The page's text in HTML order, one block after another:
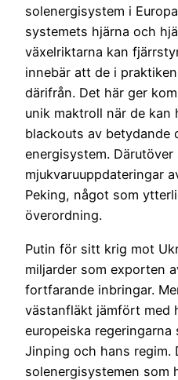
solenergisystem i
systemets hjärna och
växelriktarna kan
innebär att de i
därifrån. Det här ger
unik maktroll när de kan
blackouts av betydande
energisystem. Därutöver
mjukvaruuppdateringar
Peking, något som
överordning.
Putin för sitt krig mot
miljarder som exporten
fortfarande inbringar.
västanfläkt jämfört med
europeiska
Jinping och hans regim.
solenergisystemen som